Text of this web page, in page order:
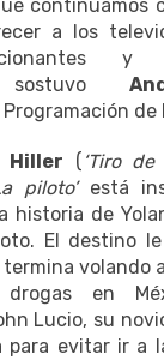
continuamos
a los
y
sostuvo
de
Hiller ( ‘Tiro de
piloto’está
historia de
El destino
volando
en
Lucio, su
para evitar ir a